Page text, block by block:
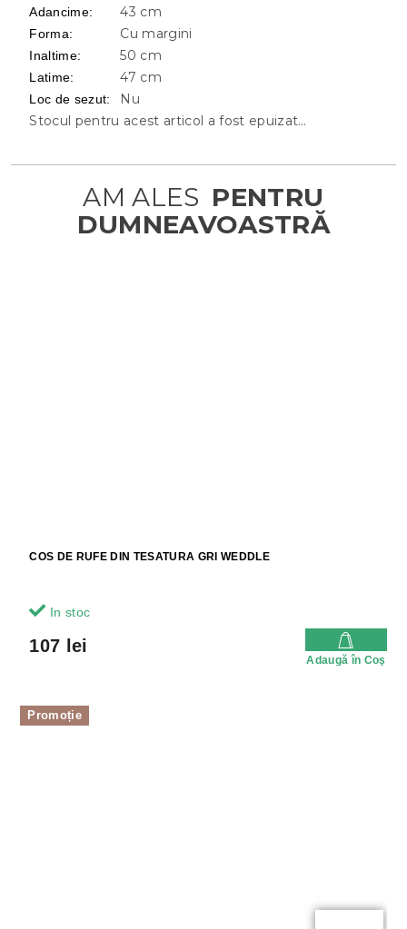
COS DE RUFE DIN TESATURA GRI WEDDLE
In stoc
107 lei
Adaugă în Coş
Promoție
Adancime: 43 cm
Forma: Cu margini
Inaltime: 50 cm
Latime: 47 cm
Loc de sezut:
Nu
Stocul pentru acest articol a fost epuizat…